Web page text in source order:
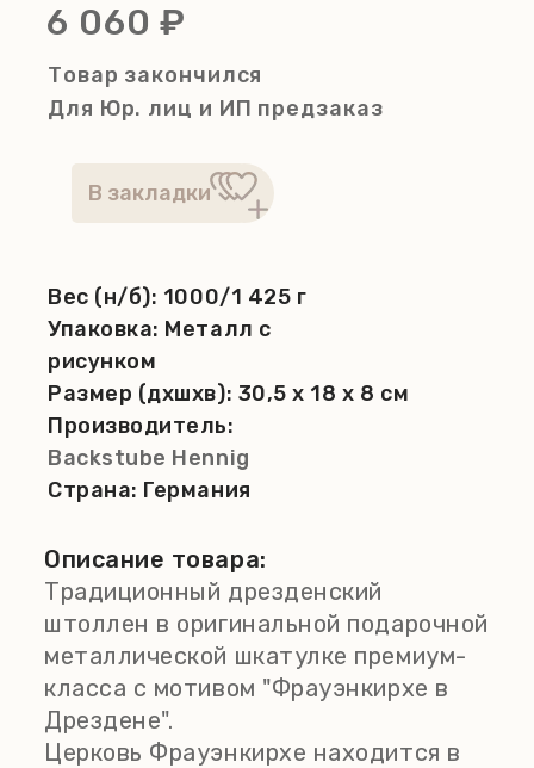
6 060 ₽
Товар закончился
Для Юр. лиц и ИП предзаказ
Вес (н/б): 1000/1 425 г
Упаковка: Металл с
рисунком
Размер (дхшхв): 30,5 x 18 x 8 см
Производитель:
Backstube Hennig
Страна: Германия
Описание товара:
Традиционный дрезденский
штоллен в оригинальной подарочной
металлической шкатулке премиум-
класса с мотивом "Фрауэнкирхе в
Дрездене".
Церковь Фрауэнкирхе находится в